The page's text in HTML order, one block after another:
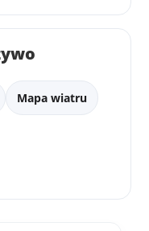
Mapa wiatru